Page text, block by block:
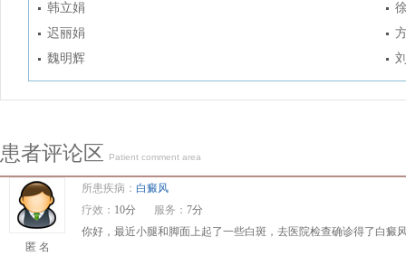
韩立娟
迟丽娟
魏明辉
患者评论区 Patient comment area
匿 名
所患疾病： 白癜风
疗效： 10分 服务： 7分
你好，最近小腿和脚面上起了一些白斑，去医院检查确诊得了白